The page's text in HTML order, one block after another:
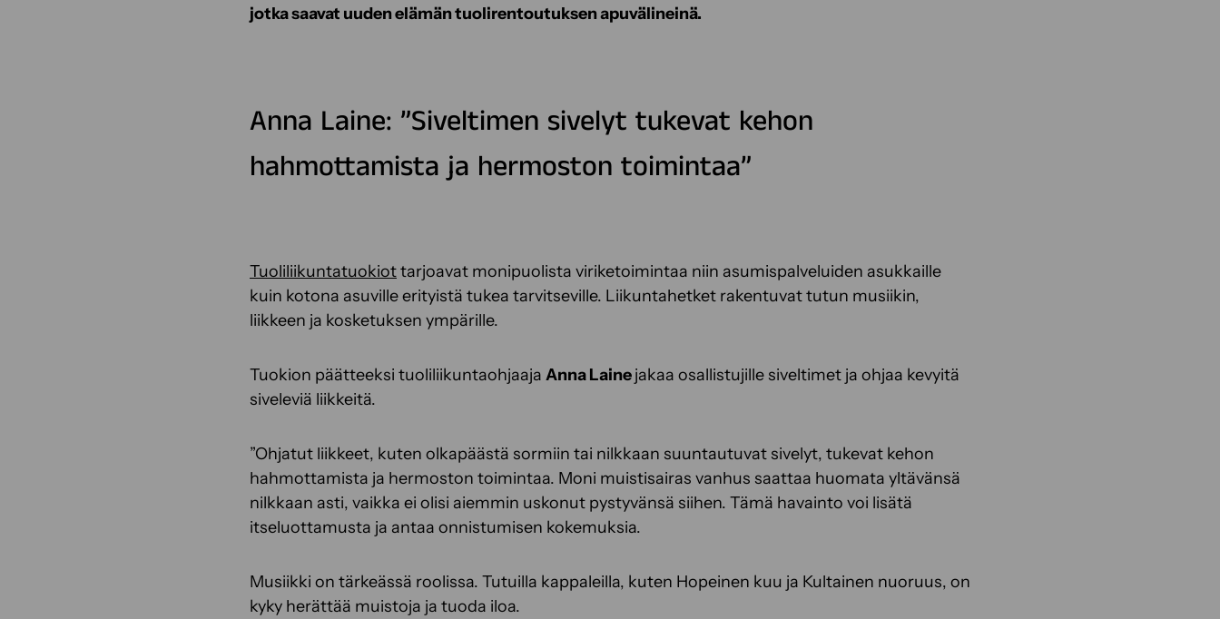
jotka saavat uuden elämän tuolirentoutuksen apuvälineinä.
Anna Laine: ”Siveltimen sivelyt tukevat kehon
hahmottamista ja hermoston toimintaa”
Tuoliliikuntatuokiottarjoavat monipuolista viriketoimintaa niin asumispalveluiden asukkaille
kuin kotona asuville erityistä tukea tarvitseville. Liikuntahetket rakentuvat tutun musiikin,
liikkeen ja kosketuksen ympärille.
Tuokion päätteeksi tuoliliikuntaohjaaja Anna Lainejakaa osallistujille siveltimet ja ohjaa kevyitä
siveleviä liikkeitä.
”Ohjatut liikkeet, kuten olkapäästä sormiin tai nilkkaan suuntautuvat sivelyt, tukevat kehon
hahmottamista ja hermoston toimintaa. Moni muistisairas vanhus saattaa huomata yltävänsä
nilkkaan asti, vaikka ei olisi aiemmin uskonut pystyvänsä siihen. Tämä havainto voi lisätä
itseluottamusta ja antaa onnistumisen kokemuksia.
Musiikki on tärkeässä roolissa. Tutuilla kappaleilla, kuten Hopeinen kuu ja Kultainen nuoruus, on
kyky herättää muistoja ja tuoda iloa.